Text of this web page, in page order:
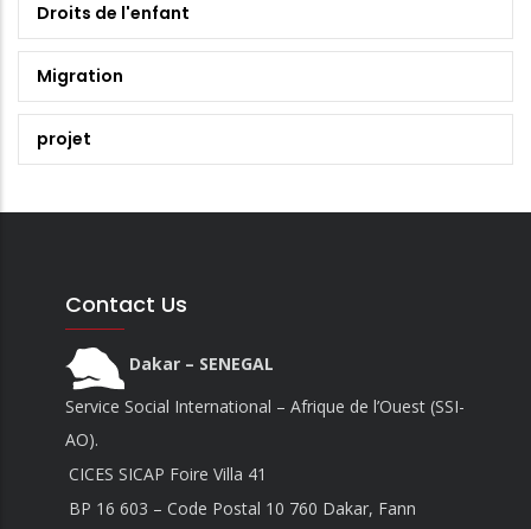
Droits de l'enfant
Migration
projet
Contact Us
Dakar – SENEGAL
Service Social International – Afrique de l’Ouest (SSI-
AO).
CICES SICAP Foire Villa 41
BP 16 603 – Code Postal 10 760 Dakar, Fann